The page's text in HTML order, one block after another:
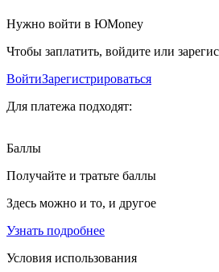
Нужно войти в ЮMoney
Чтобы заплатить, войдите или
ВойтиЗарегистрироваться
Для платежа подходят:
Баллы
Получайте и тратьте баллы
Здесь можно и то, и другое
Узнать подробнее
Условия использования